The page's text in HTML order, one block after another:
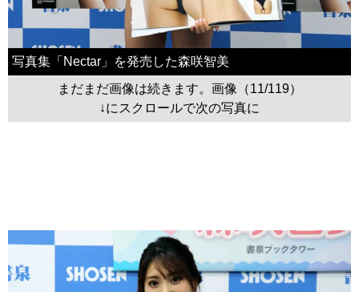
写真集「Nectar」を発売した森咲智美
まだまだ画像は続きます。画像（11/119）
↓にスクロールで次の写真に